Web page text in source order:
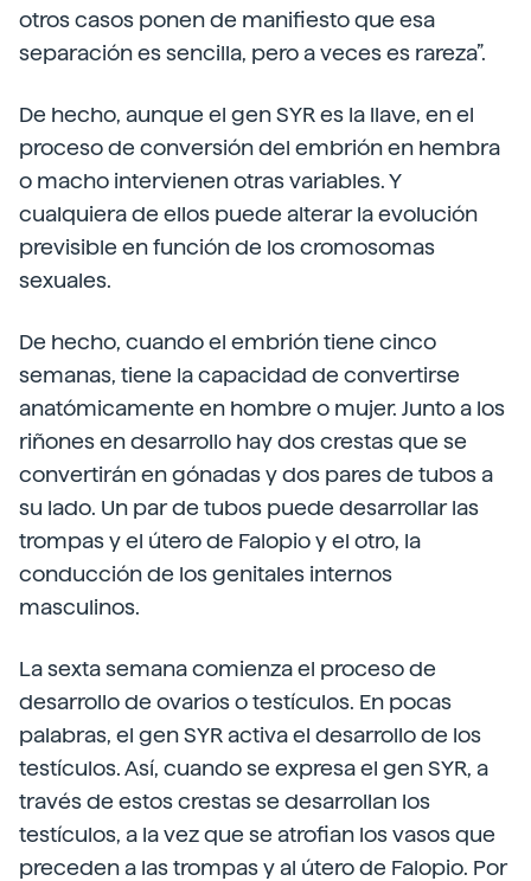
otros casos ponen de manifiesto que esa
separación es sencilla, pero a veces es rareza”.
De hecho, aunque el gen SYR es la llave, en el
proceso de conversión del embrión en hembra
o macho intervienen otras variables. Y
cualquiera de ellos puede alterar la evolución
previsible en función de los cromosomas
sexuales.
De hecho, cuando el embrión tiene cinco
semanas, tiene la capacidad de convertirse
anatómicamente en hombre o mujer. Junto a los
riñones en desarrollo hay dos crestas que se
convertirán en gónadas y dos pares de tubos a
su lado. Un par de tubos puede desarrollar las
trompas y el útero de Falopio y el otro, la
conducción de los genitales internos
masculinos.
La sexta semana comienza el proceso de
desarrollo de ovarios o testículos. En pocas
palabras, el gen SYR activa el desarrollo de los
testículos. Así, cuando se expresa el gen SYR, a
través de estos crestas se desarrollan los
testículos, a la vez que se atrofian los vasos que
preceden a las trompas y al útero de Falopio. Por